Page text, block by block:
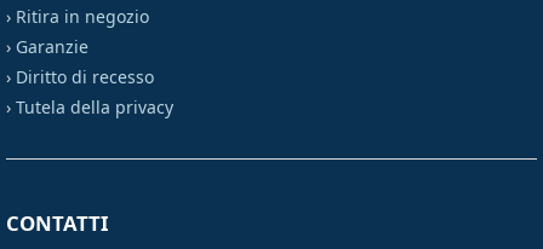
› Ritira in negozio
› Garanzie
› Diritto di recesso
› Tutela della privacy
CONTATTI